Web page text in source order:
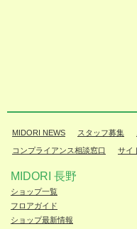
MIDORI NEWS スタッフ募集
コンプライアンス相談窓口 サイ
MIDORI 長野
ショップ一覧
フロアガイド
ショップ最新情報